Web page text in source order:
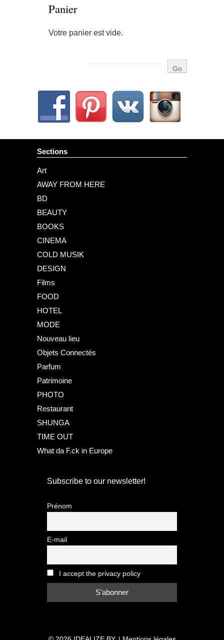
Panier
Votre panier est vide.
Sections
Art
AWAY FROM HERE
BD
BEAUTY
BOOKS
CINEMA
COLD MUSIK
DESIGN
Films
FOOD
HOTEL
MODE
Nouveau lieu
Objets Connectés
Parfum
Patrimoine
PHOTO
Restaurant
SHUNGA
TIME OUT
What da F.ck in Europe
Subscribe to our newsletter!
Prénom
E-mail
I accept the privacy policy